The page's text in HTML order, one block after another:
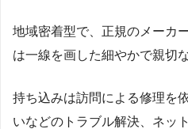
地域密着型で、正規のメーカ
は一線を画した細やかで親切
持ち込みは訪問による修理を
いなどのトラブル解決、ネッ